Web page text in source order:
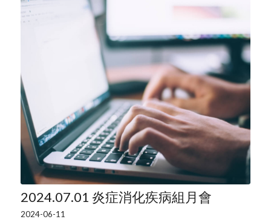
2024.07.01 炎症消化疾病組月會
2024-06-11